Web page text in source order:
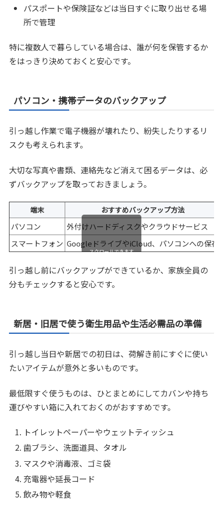
パスポートや保険証などは当日すぐに取り出せる場
所で管理
特に複数人で暮らしている場合は、誰が何を保管するか
をはっきり決めておくと安心です。
パソコン・携帯データのバックアップ
引っ越し作業で電子機器が壊れたり、紛失したりするリ
スクも考えられます。
大切な写真や書類、連絡先など消えて困るデータは、必
ずバックアップを取っておきましょう。
端末 おすすめバックアップ方法
パソコン
外付けハードディスクやクラウドサービス
スマートフォン GoogleドライブやiCloud、パソコンへの保存
スクロールできます
引っ越し前にバックアップができているか、家族全員の
分もチェックすると安心です。
新居・旧居で使う衛生用品や生活必需品の準備
引っ越し当日や新居での初日は、荷解き前にすぐに使い
たいアイテムが意外と多いものです。
最低限すぐ使うものは、ひとまとめにしてカバンや持ち
運びやすい箱に入れておくのがおすすめです。
トイレットペーパーやウェットティッシュ
歯ブラシ、洗面道具、タオル
マスクや消毒液、ゴミ袋
充電器や延長コード
飲み物や軽食